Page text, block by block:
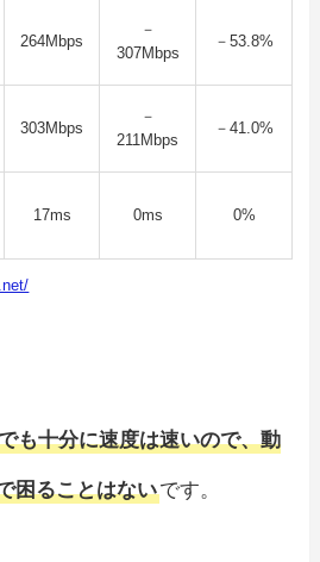
264Mbps
－
307Mbps
－53.8%
303Mbps
－
211Mbps
－41.0%
17ms 0ms 0%
も十分に速度は速いので、動
困ることはないです。